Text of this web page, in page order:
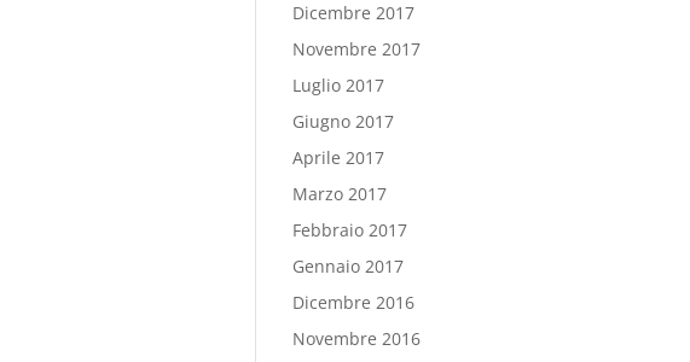
Dicembre 2017
Novembre 2017
Luglio 2017
Giugno 2017
Aprile 2017
Marzo 2017
Febbraio 2017
Gennaio 2017
Dicembre 2016
Novembre 2016